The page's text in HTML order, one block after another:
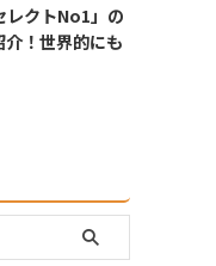
レクトNo1」の
！世界的にも